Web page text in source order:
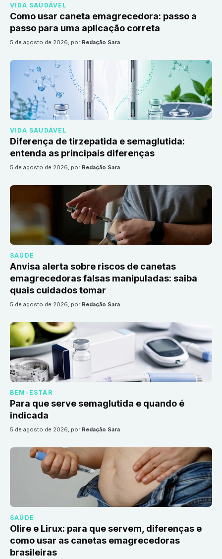
VIDA SAUDÁVEL
Como usar caneta emagrecedora: passo a
passo para uma aplicação correta
5 de agosto de 2026, por Redação Sara
VIDA SAUDÁVEL
Diferença de tirzepatida e semaglutida:
entenda as principais diferenças
5 de agosto de 2026, por Redação Sara
SAÚDE
Anvisa alerta sobre riscos de canetas
emagrecedoras falsas manipuladas: saiba
quais cuidados tomar
5 de agosto de 2026, por Redação Sara
BEM-ESTAR
Para que serve semaglutida e quando é
indicada
5 de agosto de 2026, por Redação Sara
SAÚDE
Olire e Lirux: para que servem, diferenças e
como usar as canetas emagrecedoras
brasileiras